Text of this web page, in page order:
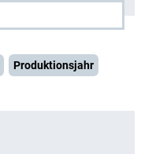
Produktionsjahr